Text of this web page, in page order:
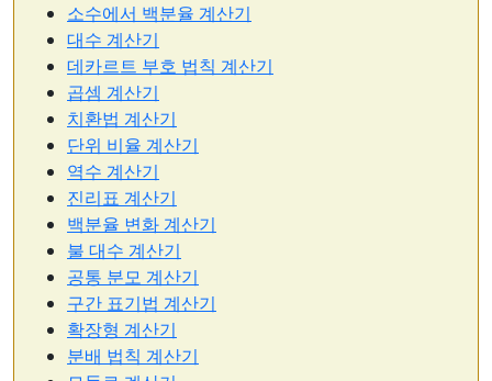
소수에서 백분율 계산기
대수 계산기
데카르트 부호 법칙 계산기
곱셈 계산기
치환법 계산기
단위 비율 계산기
역수 계산기
진리표 계산기
백분율 변화 계산기
불 대수 계산기
공통 분모 계산기
구간 표기법 계산기
확장형 계산기
분배 법칙 계산기